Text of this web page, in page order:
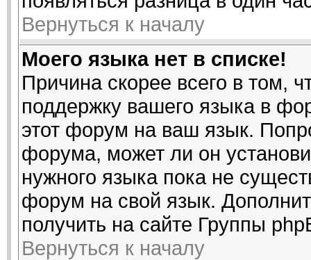
Вернуться к началу
Моего языка нет в списке!
Причина скорее всего в том,
поддержку вашего языка в
этот форум на ваш язык.
форума, может ли он
нужного языка пока не
форум на свой язык.
получить на сайте Группы
Вернуться к началу